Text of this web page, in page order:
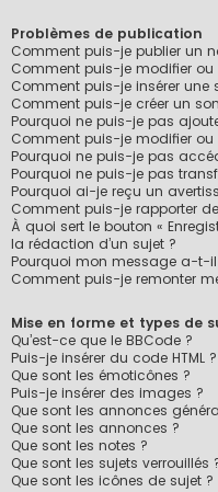
Problèmes de publication
Comment puis-je publier un
Comment puis-je modifier
Comment puis-je insérer
Comment puis-je créer un
Pourquoi ne puis-je pas
Comment puis-je modifier
Pourquoi ne puis-je pas
Pourquoi ne puis-je pas
Pourquoi ai-je reçu un
Comment puis-je rapporter
À quoi sert le bouton «
la rédaction d’un sujet ?
Pourquoi mon message a-t-il
Comment puis-je remonter
Mise en forme et types de
Qu’est-ce que le BBCode ?
Puis-je insérer du code HTML ?
Que sont les émoticônes ?
Puis-je insérer des images ?
Que sont les annonces
Que sont les annonces ?
Que sont les notes ?
Que sont les sujets verrouillés
Que sont les icônes de sujet ?